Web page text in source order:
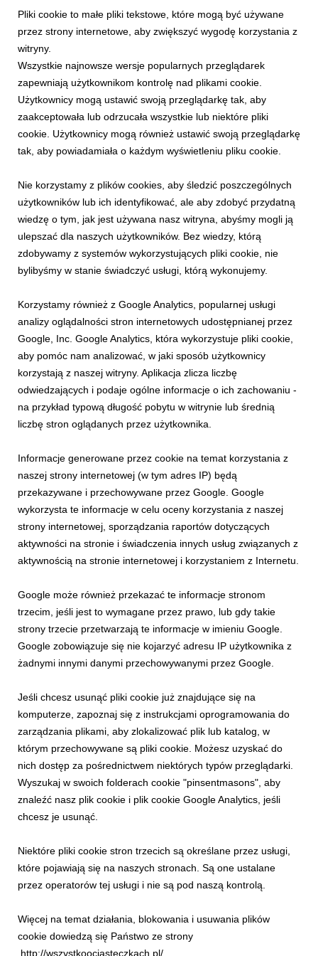
Wspieranie lokalnych inicjatyw, rozwój sportowych talentów,
realizacja projektów edukacyjnych i proekologicznych oraz
pielęgnowanie regionalnej tradycji – to główne cele programu
grantowego „PKL Pasje górą!”. Właśnie ogłoszone zostały
wyniki trzeciej edycji konkursu, w k...
Pasje znowu górą! PKL zapraszają do udziału
w trzeciej odsłonie programu grantowego
Grupa PKL po raz kolejny udowadnia, że wspieranie
Zakończyła się druga edycja konkursu PKL Pasje górą!, w
ramach którego przyznano granty na realizację projektów
promujących aktywność, w tym osób niepełnosprawnych...
PKL PASJE GÓRĄ!
Druga edycja konkursu PKL Pasje górą!
20 marca 2025
Biegi górskie, wycieczki w najpiękniejsze miejsca w polskich
górach, kursy wspinaczkowe dla osób niepełnosprawnych,
promocja wysokogórskiego przewodnictwa realizowanego
przez wyjątkowe kobiety, organizacja warsztatów i szkoleń
PKL PASJE GÓRĄ!
Rusza nabór wniosków do kolejnej edycji
konkursu PKL Pasje górą!
Grupa PKL podsumowała pierwszą edycję zrealizowanego w
2024 roku konkursu PKL Pasje górą! W ramach projektu,
Pliki cookie to małe pliki tekstowe, które mogą być używane
przez strony internetowe, aby zwiększyć wygodę korzystania z
witryny.
Wszystkie najnowsze wersje popularnych przeglądarek
zapewniają użytkownikom kontrolę nad plikami cookie.
Użytkownicy mogą ustawić swoją przeglądarkę tak, aby
zaakceptowała lub odrzucała wszystkie lub niektóre pliki
cookie. Użytkownicy mogą również ustawić swoją przeglądarkę
tak, aby powiadamiała o każdym wyświetleniu pliku cookie.
Nie korzystamy z plików cookies, aby śledzić poszczególnych
użytkowników lub ich identyfikować, ale aby zdobyć przydatną
wiedzę o tym, jak jest używana nasz witryna, abyśmy mogli ją
ulepszać dla naszych użytkowników. Bez wiedzy, którą
zdobywamy z systemów wykorzystujących pliki cookie, nie
bylibyśmy w stanie świadczyć usługi, którą wykonujemy.
Korzystamy również z Google Analytics, popularnej usługi
analizy oglądalności stron internetowych udostępnianej przez
Google, Inc. Google Analytics, która wykorzystuje pliki cookie,
aby pomóc nam analizować, w jaki sposób użytkownicy
korzystają z naszej witryny. Aplikacja zlicza liczbę
odwiedzających i podaje ogólne informacje o ich zachowaniu -
na przykład typową długość pobytu w witrynie lub średnią
liczbę stron oglądanych przez użytkownika.
Informacje generowane przez cookie na temat korzystania z
naszej strony internetowej (w tym adres IP) będą
przekazywane i przechowywane przez Google. Google
wykorzysta te informacje w celu oceny korzystania z naszej
strony internetowej, sporządzania raportów dotyczących
aktywności na stronie i świadczenia innych usług związanych z
aktywnością na stronie internetowej i korzystaniem z Internetu.
Google może również przekazać te informacje stronom
trzecim, jeśli jest to wymagane przez prawo, lub gdy takie
strony trzecie przetwarzają te informacje w imieniu Google.
Google zobowiązuje się nie kojarzyć adresu IP użytkownika z
żadnymi innymi danymi przechowywanymi przez Google.
Jeśli chcesz usunąć pliki cookie już znajdujące się na
komputerze, zapoznaj się z instrukcjami oprogramowania do
zarządzania plikami, aby zlokalizować plik lub katalog, w
którym przechowywane są pliki cookie. Możesz uzyskać do
nich dostęp za pośrednictwem niektórych typów przeglądarki.
Wyszukaj w swoich folderach cookie "pinsentmasons", aby
znaleźć nasz plik cookie i plik cookie Google Analytics, jeśli
chcesz je usunąć.
Niektóre pliki cookie stron trzecich są określane przez usługi,
które pojawiają się na naszych stronach. Są one ustalane
przez operatorów tej usługi i nie są pod naszą kontrolą.
Więcej na temat działania, blokowania i usuwania plików
cookie dowiedzą się Państwo ze strony
http://wszystkoociasteczkach.pl/.